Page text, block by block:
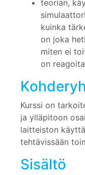
teorian,
kuinka
on joka
miten ei
on
Kurssi on
ja ylläpitoon
laitteiston
tehtävissään
Sisältö